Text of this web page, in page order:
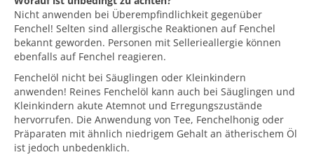
Nicht anwenden bei Überempfindlichkeit gegenüber
Fenchel! Selten sind allergische Reaktionen auf Fenchel
bekannt geworden. Personen mit Sellerieallergie können
ebenfalls auf Fenchel reagieren.
Fenchelöl nicht bei Säuglingen oder Kleinkindern
anwenden! Reines Fenchelöl kann auch bei Säuglingen und
Kleinkindern akute Atemnot und Erregungszustände
hervorrufen. Die Anwendung von Tee, Fenchelhonig oder
Präparaten mit ähnlich niedrigem Gehalt an ätherischem Öl
ist jedoch unbedenklich.